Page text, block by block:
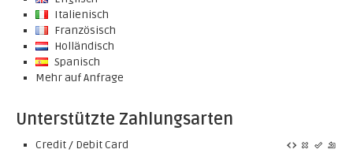
Italienisch
Französisch
Holländisch
Spanisch
Mehr auf Anfrage
Unterstützte Zahlungsarten
Credit / Debit Card